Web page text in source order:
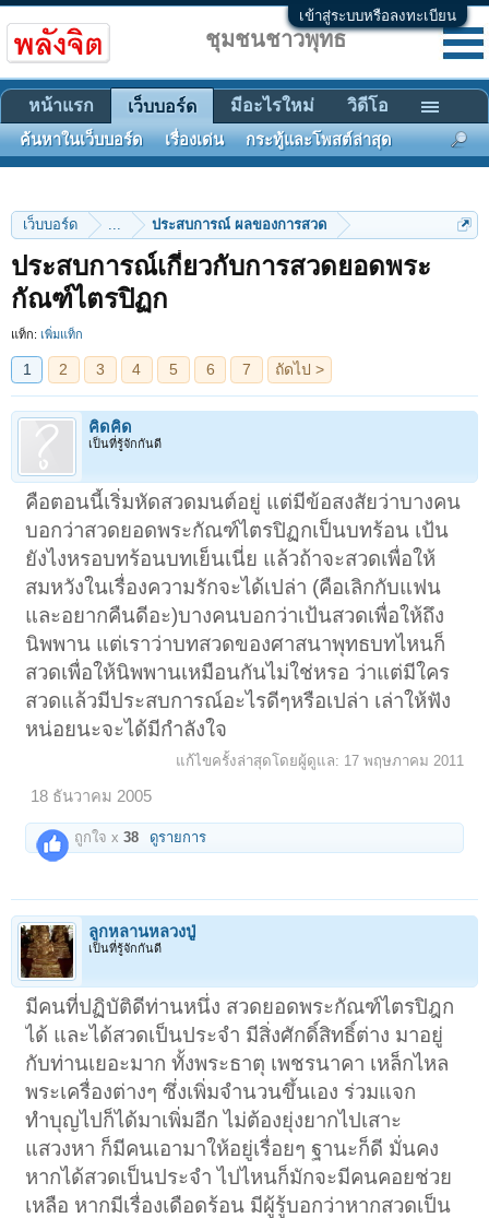
เข้าสู่ระบบหรือลงทะเบียน
เว็บบอร์ด ... ประสบการณ์ ผลของการสวด
ประสบการณ์เกี่ยวกับการสวดยอดพระ
กัณฑ์ไตรปิฏก
แท็ก: เพิ่มแท็ก
1 2 3 4 5 6 7 ถัดไป >
คิดคิด
เป็นที่รู้จักกันดี
คือตอนนี้เริ่มหัดสวดมนต์อยู่ แต่มีข้อสงสัยว่าบางคน
บอกว่าสวดยอดพระกัณฑ์ไตรปิฏกเป็นบทร้อน เป้น
ยังไงหรอบทร้อนบทเย็นเนี่ย แล้วถ้าจะสวดเพื่อให้
สมหวังในเรื่องความรักจะได้เปล่า (คือเลิกกับแฟน
และอยากคืนดีอะ)บางคนบอกว่าเป้นสวดเพื่อให้ถึง
นิพพาน แต่เราว่าบทสวดของศาสนาพุทธบทไหนก็
สวดเพื่อให้นิพพานเหมือนกันไม่ใช่หรอ ว่าแต่มีใคร
สวดแล้วมีประสบการณ์อะไรดีๆหรือเปล่า เล่าให้ฟัง
หน่อยนะจะได้มีกำลังใจ
แก้ไขครั้งล่าสุดโดยผู้ดูแล: 17 พฤษภาคม 2011
18 ธันวาคม 2005
ถูกใจ x38 ดูรายการ
ลูกหลานหลวงปู่
เป็นที่รู้จักกันดี
มีคนที่ปฏิบัติดีท่านหนึ่ง สวดยอดพระกัณฑ์ไตรปิฎก
ได้ และได้สวดเป็นประจำ มีสิ่งศักดิ์สิทธิ์ต่าง มาอยู่
กับท่านเยอะมาก ทั้งพระธาตุ เพชรนาคา เหล็กไหล
พระเครื่องต่างๆ ซึ่งเพิ่มจำนวนขึ้นเอง ร่วมแจก
ทำบุญไปก็ได้มาเพิ่มอีก ไม่ต้องยุ่งยากไปเสาะ
แสวงหา ก็มีคนเอามาให้อยู่เรื่อยๆ ฐานะก็ดี มั่นคง
หากได้สวดเป็นประจำ ไปไหนก็มักจะมีคนคอยช่วย
เหลือ หากมีเรื่องเดือดร้อน มีผู้รู้บอกว่าหากสวดเป็น
ชุมชนชาวพุทธ
หน้าแรก เว็บบอร์ด
ค้นหาในเว็บบอร์ด เรื่องเด่น กระทู้และโพสต์ล่าสุด
มีอะไรใหม่ วิดีโอ